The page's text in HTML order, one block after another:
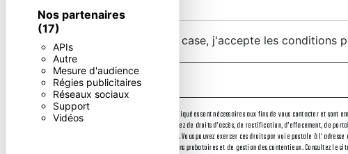
Nos partenaires
(17)
APIs
Autre
Mesure d'audience
Régies publicitaires
Réseaux sociaux
Support
Vidéos
En cochant cette case, j'accepte les conditions
** Les données personnelles communiquées sont nécessaires aux fins de vous contacter et
destinataires suivants: . Vous disposez de droits d’accès, de rectification, d’effacement, de
le sort de vos données post-mortem. Vous pouvez exercer ces droits par voie postale à
durée de prescription légale aux fins probatoires et de gestion des contentieux. Consultez le